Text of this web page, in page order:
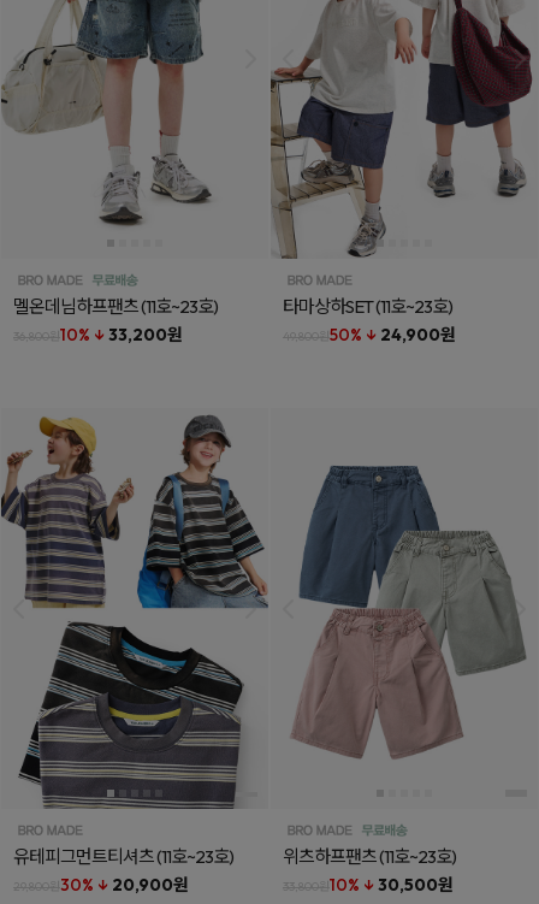
멜온데님하프팬츠(11호~23호)
36,800원10% ↓ 33,200원
타마상하SET(11호~23호)
49,800원50% ↓ 24,900원
유테피그먼트티셔츠(11호~23호)
29,800원30% ↓ 20,900원
위츠하프팬츠(11호~23호)
33,800원10% ↓ 30,500원